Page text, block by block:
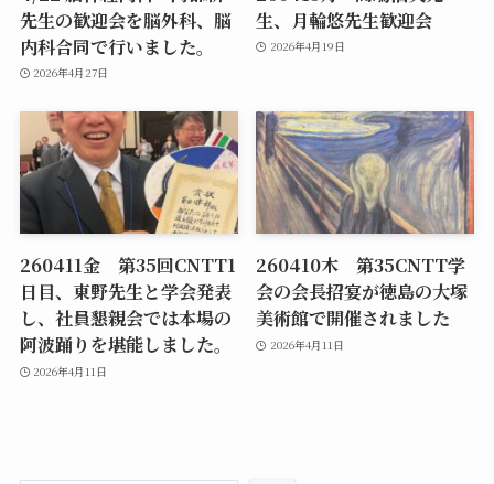
先生の歓迎会を脳外科、脳
内科合同で行いました。
2026年4月27日
生、月輪悠先生歓迎会
2026年4月19日
260411金 第35回CNTT1
日目、東野先生と学会発表
し、社員懇親会では本場の
阿波踊りを堪能しました。
2026年4月11日
260410木 第35CNTT学
会の会長招宴が徳島の大塚
美術館で開催されました
2026年4月11日